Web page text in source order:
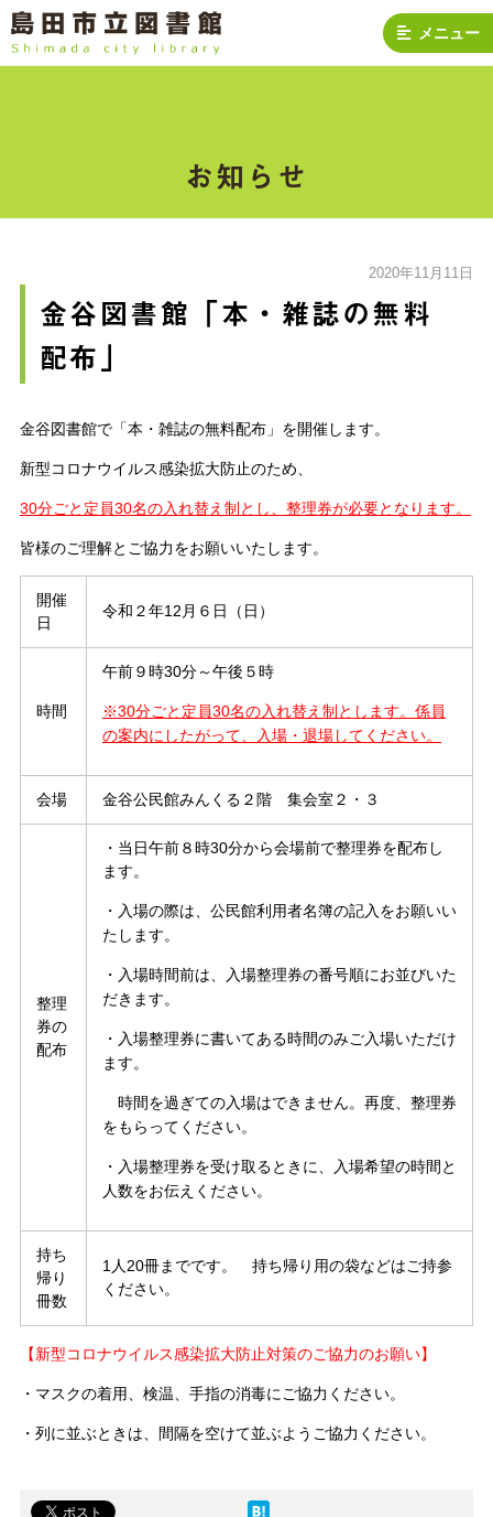
メニュー
お知らせ
2020年11月11日
金谷図書館「本・雑誌の無料
配布」
金谷図書館で「本・雑誌の無料配布」を開催します。
新型コロナウイルス感染拡大防止のため、
30分ごと定員30名の入れ替え制とし、 整理券が必要となります。
皆様のご理解とご協力をお願いいたします。
開催
日
令和２年12月６日（日）
時間
午前９時30分～午後５時
※30分ごと定員30名の入れ替え制とします。係員
の案内にしたがって、入場・退場してください。
会場 金谷公民館みんくる２階 集会室２・３
整理
券の
配布
・当日午前８時30分から会場前で整理券を配布し
ます。
・入場の際は、公民館利用者名簿の記入をお願いい
た します。
・入場時間前は、入場整理券の番号順にお並びいた
だきます。
・入場整理券に書いてある時間のみご入場いただけ
ます。
時間を過ぎての入場はできません。再度、整理券
をもらってください。
・入場整理券を受け取るときに、入場希望の時間と
人数をお伝えください。
持ち
帰り
冊数
1人20冊までです。 持ち帰り用の袋などはご持参
ください。
【新型コロナウイルス感染拡大防止対策のご協力のお願い】
・マスクの着用、検温、手指の消毒にご協力ください。
・列に並ぶときは、間隔を空けて並ぶようご協力ください。